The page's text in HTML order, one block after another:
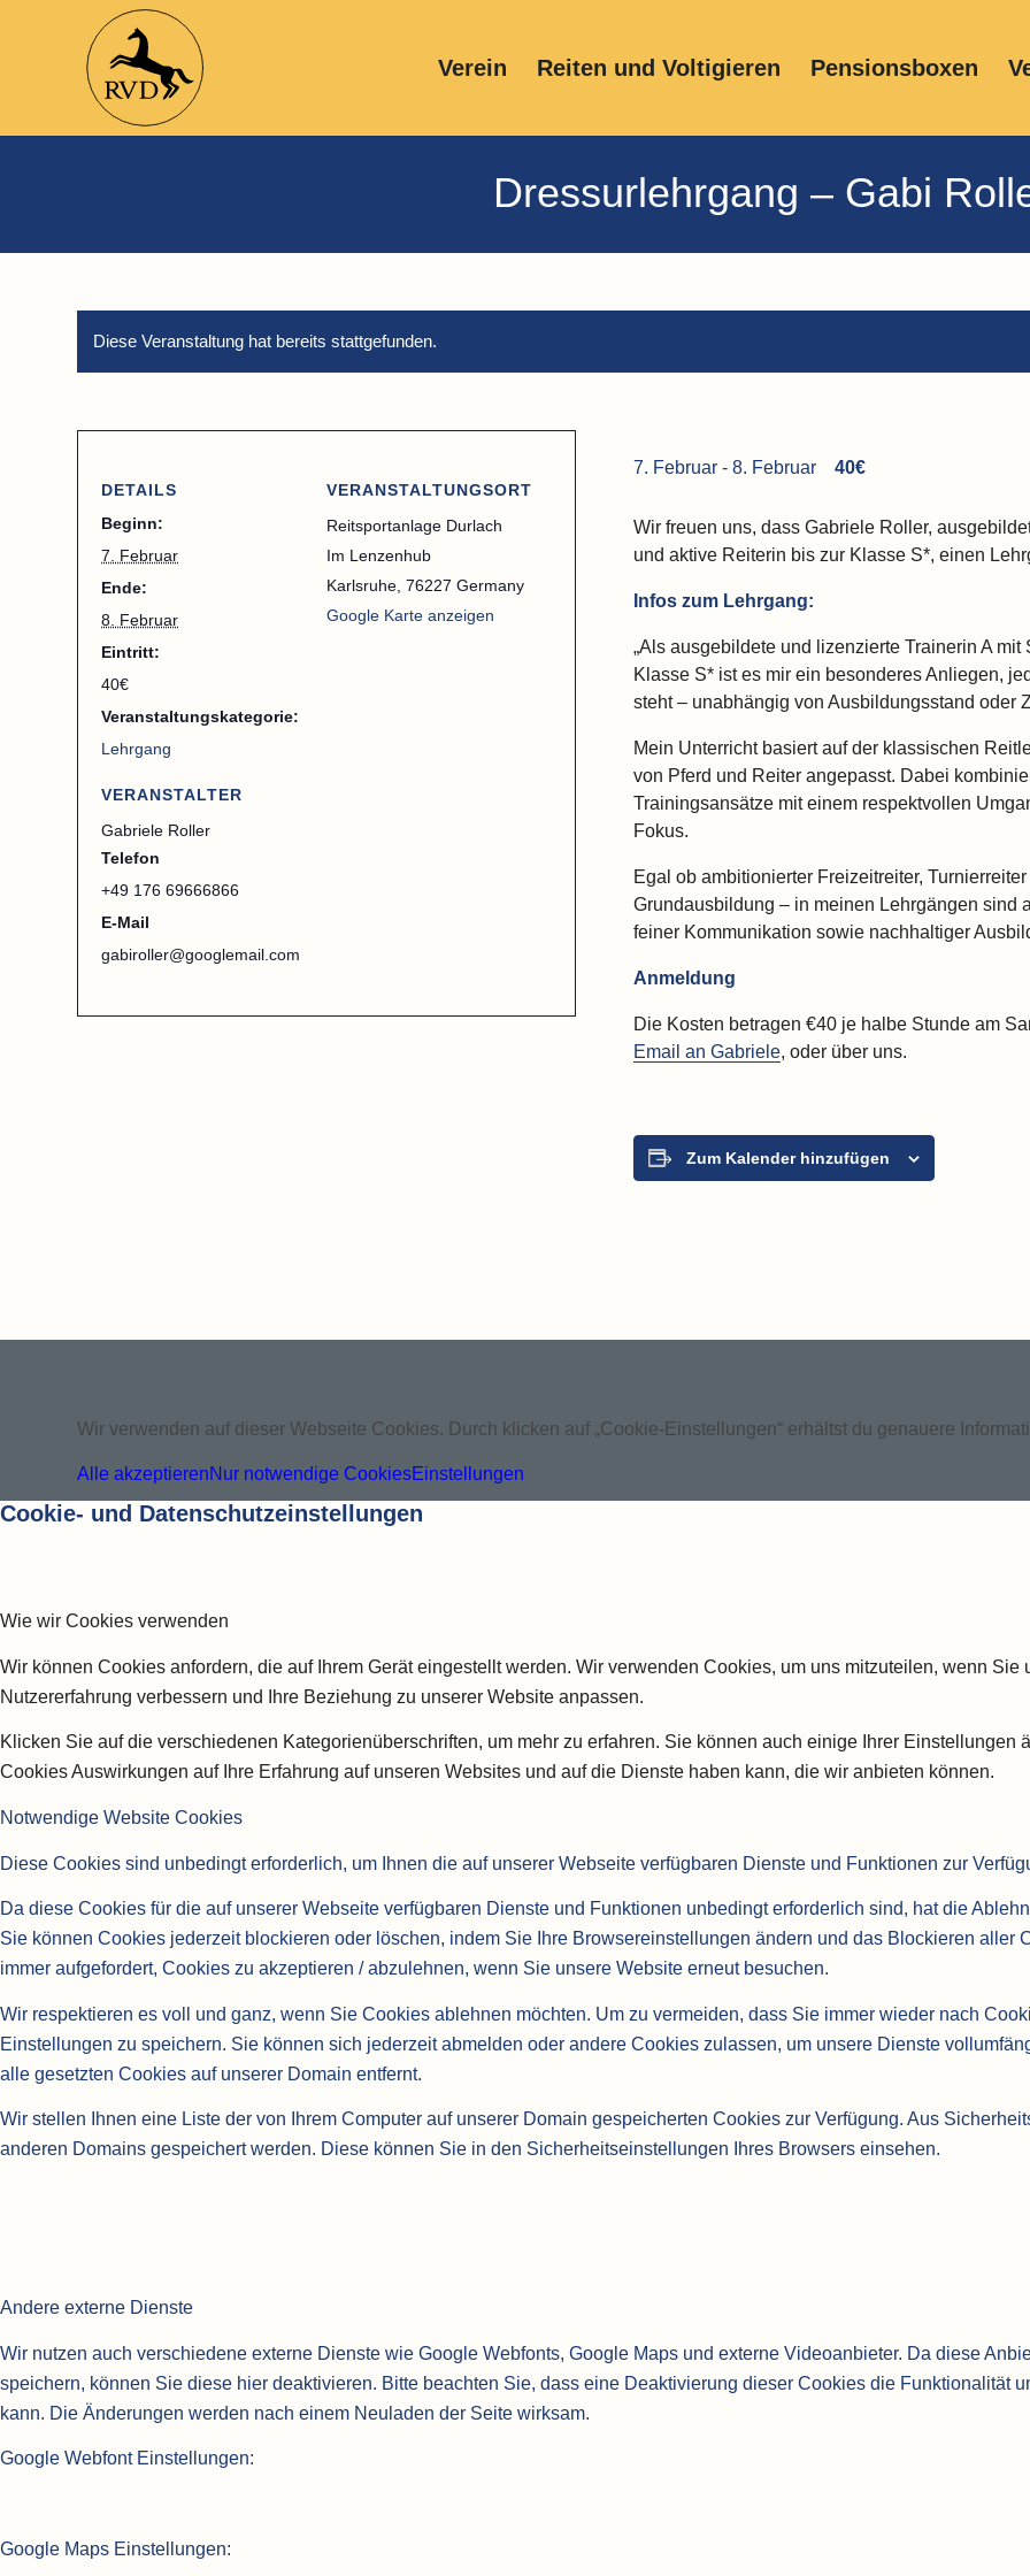
Verein Reiten und Voltigieren Pensionsboxen
Dressurlehrgang – Gabi
Diese Veranstaltung hat bereits stattgefunden.
7. Februar - 8. Februar 40€
Wir freuen uns, dass Gabriele Roller,
und aktive Reiterin bis zur Klasse S*, einen
Infos zum Lehrgang:
„Als ausgebildete und lizenzierte Trainerin A
Klasse S* ist es mir ein besonderes Anliegen,
steht – unabhängig von Ausbildungsstand oder
Mein Unterricht basiert auf der klassischen
von Pferd und Reiter angepasst. Dabei
Trainingsansätze mit einem respektvollen
Fokus.
Egal ob ambitionierter Freizeitreiter,
Grundausbildung – in meinen Lehrgängen sind
feiner Kommunikation sowie nachhaltiger
Anmeldung
Die Kosten betragen €40 je halbe Stunde am
Email an Gabriele, oder über uns.
Zum Kalender hinzufügen
DETAILS
Beginn:
7. Februar
Ende:
8. Februar
Eintritt:
40€
Veranstaltungskategorie:
Lehrgang
VERANSTALTUNGSORT
Reitsportanlage Durlach
Im Lenzenhub
Karlsruhe 76227 Germany
Google Karte anzeigen
VERANSTALTER
Gabriele Roller
Telefon
+49 176 69666866‬
E-Mail
gabiroller@googlemail.com
Wir verwenden auf dieser Webseite Cookies. Durch klicken auf „Cookie-Einstellungen“ erhältst du genauere
Alle akzeptierenNur notwendige CookiesEinstellungen
Cookie- und Datenschutzeinstellungen
Wie wir Cookies verwenden
Wir können Cookies anfordern, die auf Ihrem Gerät eingestellt werden. Wir verwenden Cookies, um uns mitzuteilen, wenn
Nutzererfahrung verbessern und Ihre Beziehung zu unserer Website anpassen.
Klicken Sie auf die verschiedenen Kategorienüberschriften, um mehr zu erfahren. Sie können auch einige Ihrer
Cookies Auswirkungen auf Ihre Erfahrung auf unseren Websites und auf die Dienste haben kann, die wir anbieten können.
Notwendige Website Cookies
Diese Cookies sind unbedingt erforderlich, um Ihnen die auf unserer Webseite verfügbaren Dienste und Funktionen zur
Da diese Cookies für die auf unserer Webseite verfügbaren Dienste und Funktionen unbedingt erforderlich sind, hat die
Sie können Cookies jederzeit blockieren oder löschen, indem Sie Ihre Browsereinstellungen ändern und das Blockieren aller
immer aufgefordert, Cookies zu akzeptieren / abzulehnen, wenn Sie unsere Website erneut besuchen.
Wir respektieren es voll und ganz, wenn Sie Cookies ablehnen möchten. Um zu vermeiden, dass Sie immer wieder nach
Einstellungen zu speichern. Sie können sich jederzeit abmelden oder andere Cookies zulassen, um unsere Dienste
alle gesetzten Cookies auf unserer Domain entfernt.
Wir stellen Ihnen eine Liste der von Ihrem Computer auf unserer Domain gespeicherten Cookies zur Verfügung. Aus
anderen Domains gespeichert werden. Diese können Sie in den Sicherheitseinstellungen Ihres Browsers einsehen.
Andere externe Dienste
Wir nutzen auch verschiedene externe Dienste wie Google Webfonts, Google Maps und externe Videoanbieter. Da diese
speichern, können Sie diese hier deaktivieren. Bitte beachten Sie, dass eine Deaktivierung dieser Cookies die Funktionalität
kann. Die Änderungen werden nach einem Neuladen der Seite wirksam.
Google Webfont Einstellungen:
Google Maps Einstellungen: